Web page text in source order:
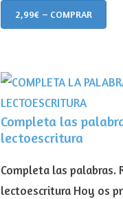
2,99€ – COMPRAR
Completa las
lectoescritura
Completa las palabras.
lectoescritura Hoy os